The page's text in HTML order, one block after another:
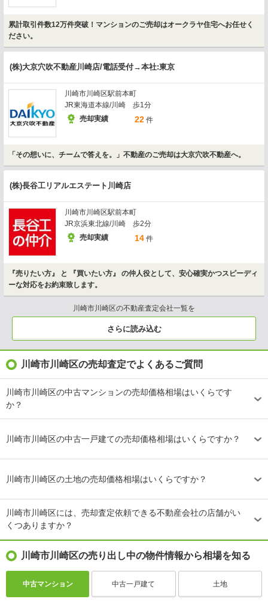
累計取引件数12万件突破！マンションのご売却はオークラヤ住宅へお任せく
ださい。
(株)大京穴吹不動産川崎店/電話受付→本社:東京
川崎市川崎区駅前本町
JR東海道本線/川崎 歩1分
売却実績
22 件
「その想いに、チームで答えを。」不動産のご売却は大京穴吹不動産へ。
(株)長谷工リアルエステート川崎店
川崎市川崎区駅前本町
JR京浜東北線/川崎 歩2分
売却実績
14 件
『売りたい方』 と 『買いたい方』 の仲人役として、安心確実かつスピーディ
ーな対応をお約束致します。
川崎市川崎区の不動産査定会社一覧を
さらに読み込む
川崎市川崎区の売却査定でよくあるご質問
川崎市川崎区の中古マンションの売却価格相場はいくらです
か？
川崎市川崎区の中古一戸建ての売却価格相場はいくらですか？
川崎市川崎区の土地の売却価格相場はいくらですか？
川崎市川崎区には、売却査定依頼できる不動産会社の店舗がい
くつありますか？
川崎市川崎区の売り出し中の物件情報から相場を知る
中古マンション 中古一戸建て 土地